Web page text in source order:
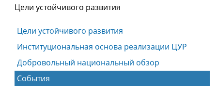
Цели устойчивого развития
Цели устойчивого развития
Институциональная основа реализации ЦУР
Добровольный национальный обзор
События